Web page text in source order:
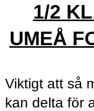
1/2
UMEÅ
Viktigt att så
kan delta för